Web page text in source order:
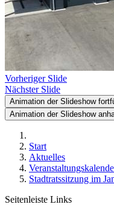
Vorheriger Slide
Nächster Slide
Animation der Slideshow
Animation der Slideshow
Start
Aktuelles
Stadtratssitzung im
Seitenleiste Links